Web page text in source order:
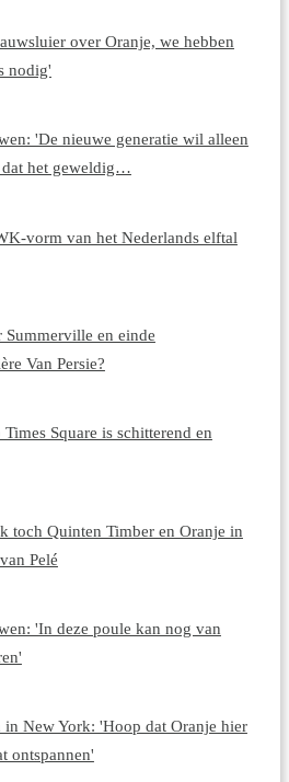
over Oranje, we hebben
nodig'
'De nieuwe generatie wil alleen
dat het geweldig…
vorm van het Nederlands elftal
en einde
Van Persie?
Square is schitterend en
toch Quinten Timber en Oranje in
Pelé
'In deze poule kan nog van
in New York: 'Hoop dat Oranje hier
ontspannen'